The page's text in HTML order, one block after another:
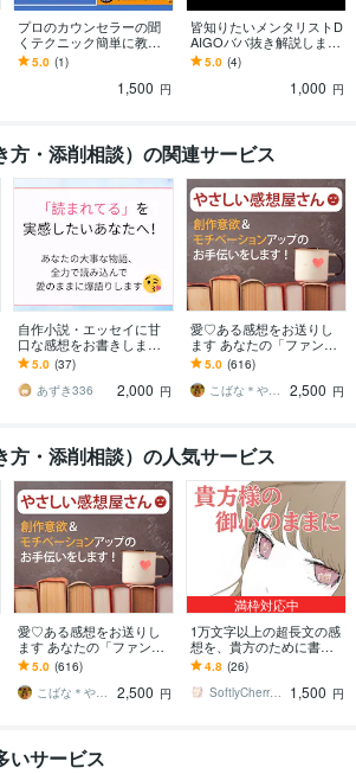
プロのカウンセラーの聞
くテクニック簡単に教え
ます 心理的に相手の気持
ちを理解し共感するから
こそ距離の縮め方解説
5.0 (1)
1,500 円
皆知りたいメンタリストD
AIGOババ抜き解説します
心理学オタクが何百回も
動画を見て独自に面白解
説し実践体験説明
5.0 (4)
1,000 円
方・添削相談）の関連サービス
自作小説・エッセイに甘
口な感想をお書きします
超ボリューミーな甘口(肯
定的)感想をお届けしま
す！
5.0 (37)
あずき336
2,000 円
愛♡ある感想をお送りし
ます あなたの「ファン」
になって創作意欲アップ
をサポート！
5.0 (616)
こばな＊やさしい感想屋さん
2,500 円
方・添削相談）の人気サービス
愛♡ある感想をお送りし
ます あなたの「ファン」
になって創作意欲アップ
をサポート！
5.0 (616)
こばな＊やさしい感想屋さん
2,500 円
満枠対応中
1万文字以上の超長文の感
想を、貴方のために書き
ます 1万文字につき、5千
文字超えの長文の感想に
も対応可能！
4.8 (26)
SoftlyCherryOfficial
1,500 円
いサービス